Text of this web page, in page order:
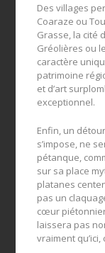
Des villages
Coaraze ou
Grasse, la cité
Gréolières ou
caractère
patrimoine
et d’art
exceptionnel.
Enfin, un
s’impose, ne
pétanque,
sur sa place
platanes
pas un
cœur
laissera pas
vraiment qu’ici,